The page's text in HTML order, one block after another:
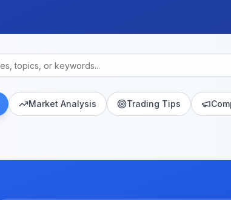
Market Analysis Trading Tips